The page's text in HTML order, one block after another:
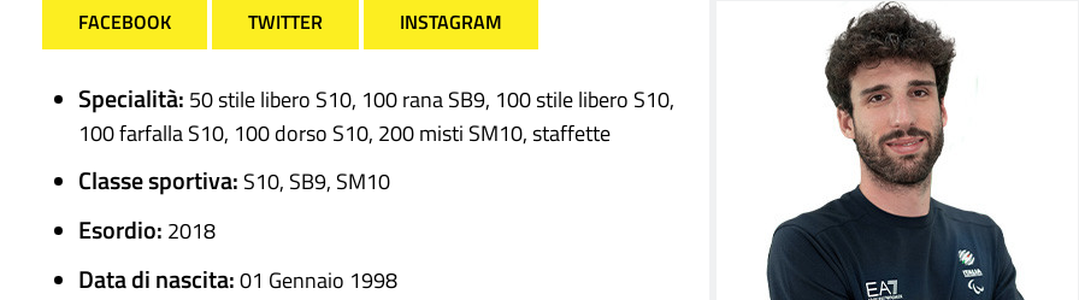
FACEBOOK TWITTER INSTAGRAM
Specialità: 50 stile libero S10, 100 rana SB9, 100 stile libero S10,
100 farfalla S10, 100 dorso S10, 200 misti SM10, staffette
Classe sportiva: S10, SB9, SM10
Esordio: 2018
Data di nascita:01 Gennaio 1998